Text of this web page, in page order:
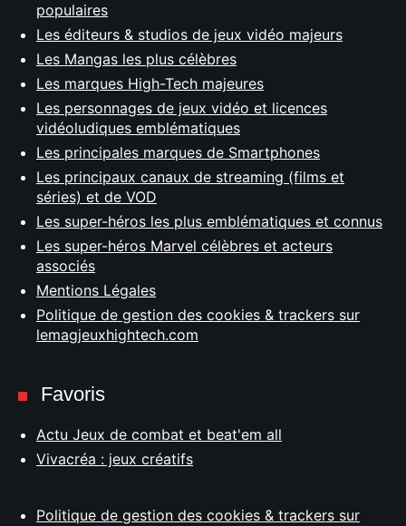
populaires
Les éditeurs & studios de jeux vidéo majeurs
Les Mangas les plus célèbres
Les marques High-Tech majeures
Les personnages de jeux vidéo et licences
vidéoludiques emblématiques
Les principales marques de Smartphones
Les principaux canaux de streaming (films et
séries) et de VOD
Les super-héros les plus emblématiques et connus
Les super-héros Marvel célèbres et acteurs
associés
Mentions Légales
Politique de gestion des cookies & trackers sur
lemagjeuxhightech.com
Favoris
Actu Jeux de combat et beat'em all
Vivacréa : jeux créatifs
Politique de gestion des cookies & trackers sur